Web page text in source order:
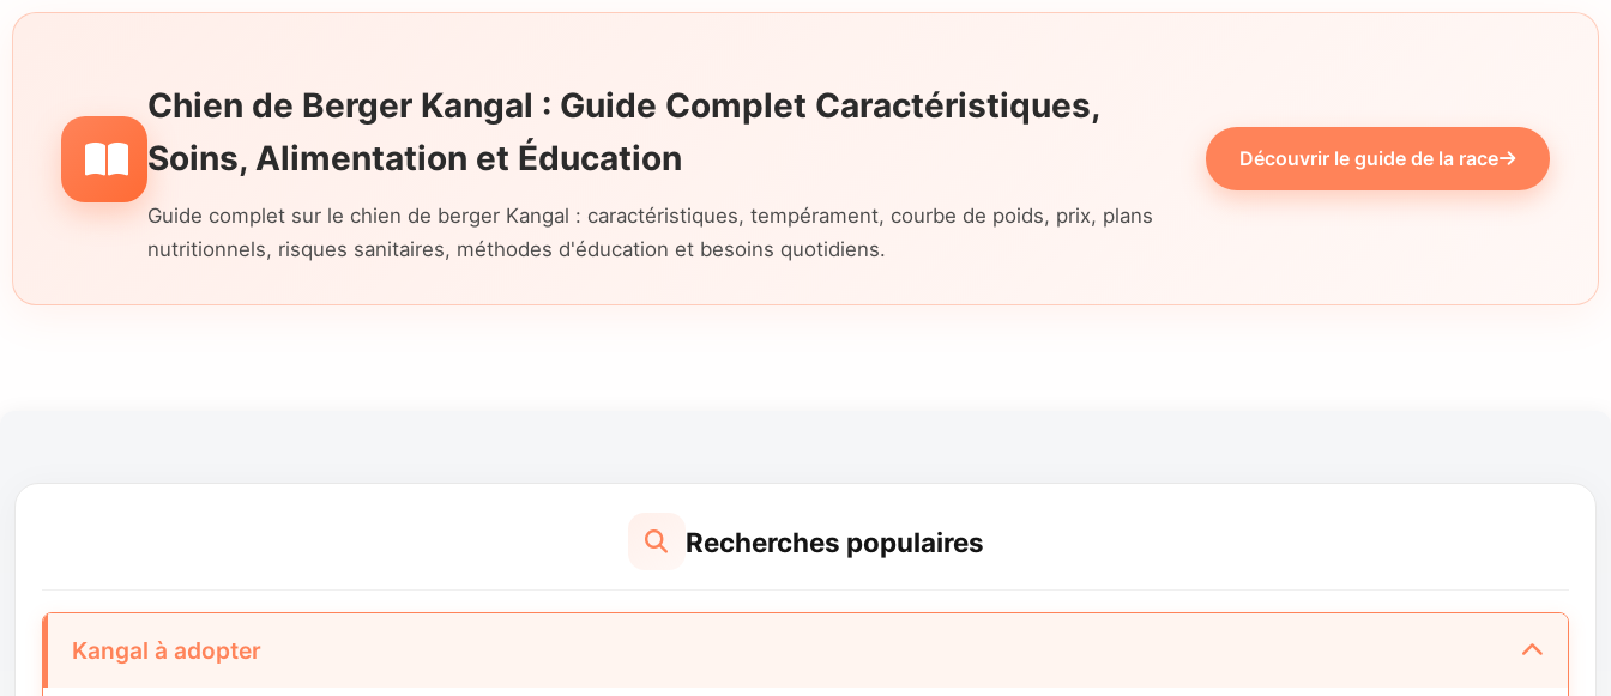
Chien de Berger Kangal : Guide Complet Caractéristiques,
Soins, Alimentation et Éducation
Guide complet sur le chien de berger Kangal : caractéristiques, tempérament, courbe de poids, prix, plans
nutritionnels, risques sanitaires, méthodes d'éducation et besoins quotidiens.
Découvrir le guide de la race
Recherches populaires
Kangal à adopter